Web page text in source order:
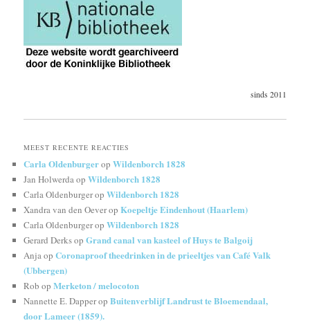
sinds 2011
MEEST RECENTE REACTIES
Carla OldenburgeropWildenborch 1828
Jan HolwerdaopWildenborch 1828
Carla OldenburgeropWildenborch 1828
Xandra van den OeveropKoepeltje Eindenhout (Haarlem)
Carla OldenburgeropWildenborch 1828
Gerard DerksopGrand canal van kasteel of Huys te Balgoij
AnjaopCoronaproof theedrinken in de prieeltjes van Café Valk
(Ubbergen)
Rob opMerketon / melocoton
Nannette E. DapperopBuitenverblijf Landrust te Bloemendaal,
door Lameer (1859).